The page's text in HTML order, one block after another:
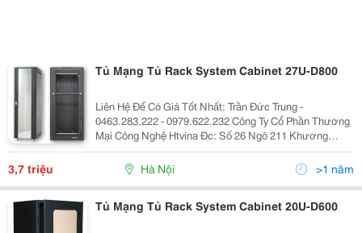
Tủ Mạng Tủ Rack System Cabinet 27U-D800
Liên Hệ Để Có Giá Tốt Nhất: Trần Đức Trung -
0463.283.222 - 0979.622.232 Công Ty Cổ Phần Thương
Mại Công Nghệ Htvina Đc: Số 26 Ngõ 211 Khương
Trung &Ndash; Thanh Xuân &Ndash; Hà Nội Yahoo
:Htvinakd3 Http ://Www.sieuthiht.com Trụ Sở Chính:
3,7 triệu Hà Nội >1 năm
Tủ Mạng Tủ Rack System Cabinet 20U-D600